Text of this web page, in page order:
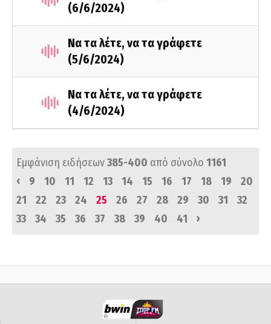
(6/6/2024)
Να τα λέτε, να τα γράφετε
(5/6/2024)
Να τα λέτε, να τα γράφετε
(4/6/2024)
Εμφάνιση ειδήσεων385-400 από σύνολο 1161
‹
9 10 11 12 13 14 15 16 17 18 19
20
21
22 23 24 25 26 27 28 29 30 31
32
33
34 35 36 37 38 39 40 41 ›